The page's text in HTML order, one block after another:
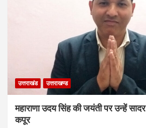
उत्तराखंड उत्तराखण्ड
महाराणा उदय सिंह की जयंती पर उन्हें
कपूर